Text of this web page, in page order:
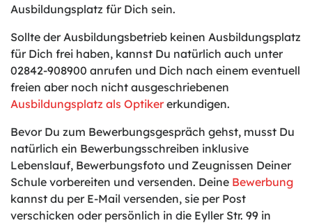
Ausbildungsplatz für Dich sein.
Sollte der Ausbildungsbetrieb keinen Ausbildungsplatz
für Dich frei haben, kannst Du natürlich auch unter
02842-908900 anrufen und Dich nach einem eventuell
freien aber noch nicht ausgeschriebenen
Ausbildungsplatz als Optiker erkundigen.
Bevor Du zum Bewerbungsgespräch gehst, musst Du
natürlich ein Bewerbungsschreiben inklusive
Lebenslauf, Bewerbungsfoto und Zeugnissen Deiner
Schule vorbereiten und versenden. Deine Bewerbung
kannst du per E-Mail versenden, sie per Post
verschicken oder persönlich in die Eyller Str. 99 in